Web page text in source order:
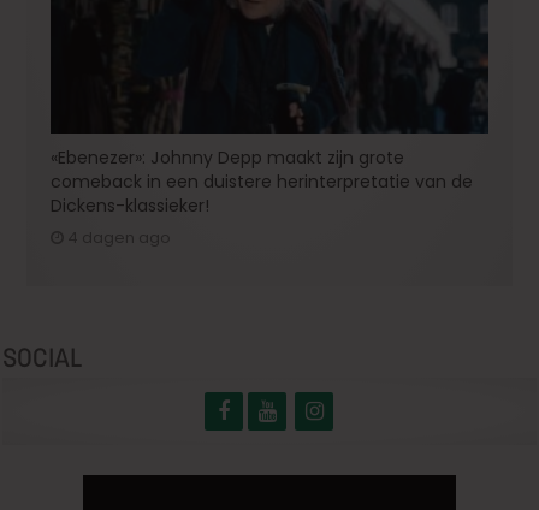
«Ebenezer»: Johnny Depp maakt zijn grote
comeback in een duistere herinterpretatie van de
Dickens-klassieker!
SOCIAL